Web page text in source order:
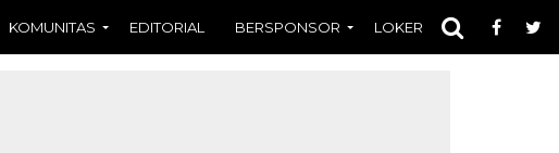
KOMUNITAS EDITORIAL BERSPONSOR LOKER OPINI